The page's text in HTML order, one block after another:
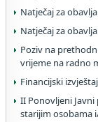
Natječaj za
Natječaj za
Poziv na
vrijeme na radno
Financijski
II Ponovljeni
starijim osobama